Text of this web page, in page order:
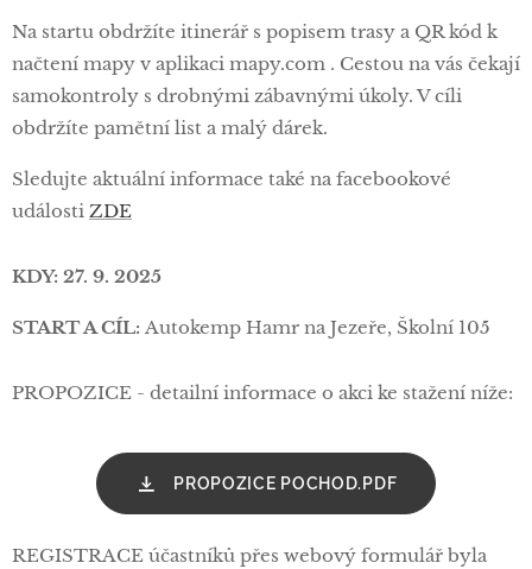
Na startu obdržíte itinerář s popisem trasy a QR kód k
načtení mapy v aplikaci mapy.com . Cestou na vás čekají
samokontroly s drobnými zábavnými úkoly. V cíli
obdržíte pamětní list a malý dárek.
Sledujte aktuální informace také na facebookové
události ZDE
KDY: 27. 9. 2025
START A CÍL: Autokemp Hamr na Jezeře, Školní 105
PROPOZICE - detailní informace o akci ke stažení níže:
PROPOZICE POCHOD.PDF
REGISTRACE účastníků přes webový formulář byla